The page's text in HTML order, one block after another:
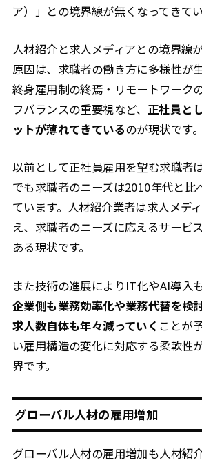
ア）」との境界線が無くなってきてい
人材紹介と求人メディアとの境界線
原因は、求職者の働き方に多様性が
終身雇用制の終焉・リモートワーク
フバランスの重要視など、 正社員と
ットが薄れてきているのが現状です。
以前として正社員雇用を望む求職者
でも求職者のニーズは2010年代と比
ています。人材紹介業者は求人メデ
え、求職者のニーズに応えるサービ
ある現状です。
また技術の進展によりIT化やAI導入
企業側も業務効率化や業務代替を検
求人数自体も年々減っていく ことが
い雇用構造の変化に対応する柔軟性
界です。
グローバル人材の雇用増加
グローバル人材の雇用増加も人材紹